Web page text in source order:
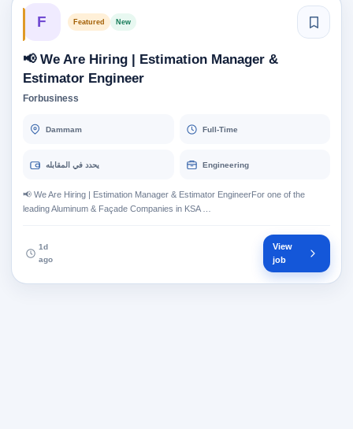
F Featured New
📢 We Are Hiring | Estimation Manager &
Estimator Engineer
Forbusiness
Dammam Full-Time
يحدد في المقابله Engineering
📢 We Are Hiring | Estimation Manager & Estimator EngineerFor one of the
leading Aluminum & Façade Companies in KSA …
1d
ago
View
job